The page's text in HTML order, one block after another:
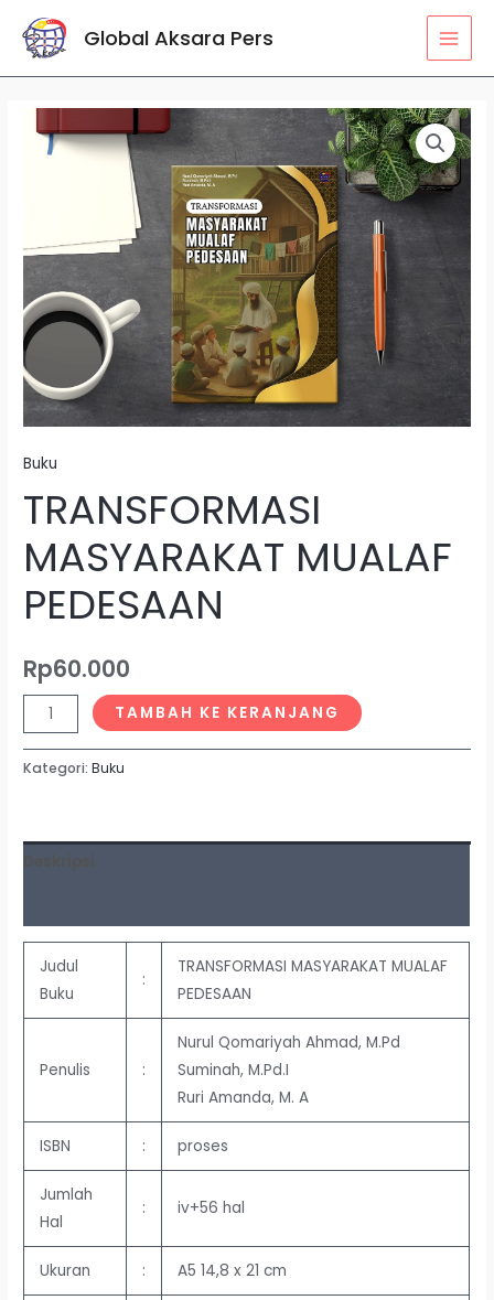
Lewati
Global Aksara Pers
Buku
TRANSFORMASI
MASYARAKAT MUALAF
PEDESAAN
Rp60.000
TRANSFORMASI
TAMBAH KE KERANJANG
Kategori:Buku
Deskripsi
Judul
Buku
:
TRANSFORMASI MASYARAKAT MUALAF
PEDESAAN
Penulis :
Nurul Qomariyah Ahmad, M.Pd
Suminah, M.Pd.I
Ruri Amanda, M. A
ISBN : proses
Jumlah
Hal
: iv+56 hal
Ukuran : A5 14,8 x 21 cm